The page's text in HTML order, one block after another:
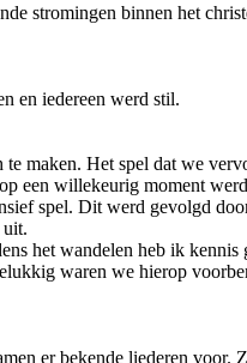
stromingen binnen het
en iedereen werd stil.
maken. Het spel dat we
een willekeurig moment
spel. Dit werd gevolgd
uit.
het wandelen heb ik kennis
waren we hierop
er bekende liederen voor.